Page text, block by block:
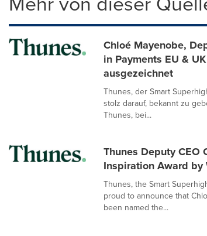
Chloé Mayenobe,
in Payments EU &
ausgezeichnet
Thunes, der Smart
stolz darauf, bekannt zu
Thunes, bei...
Thunes Deputy CEO
Inspiration Award by
Thunes, the Smart
proud to announce that
been named the...